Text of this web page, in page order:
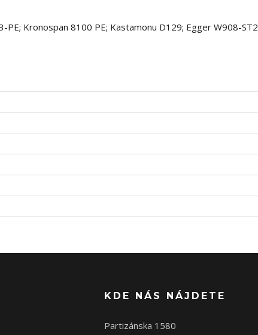
Kronospan 8100 PE; Kastamonu D129; Egger W908-ST2
KDE NÁS NÁJDETE
Partizánska 1580